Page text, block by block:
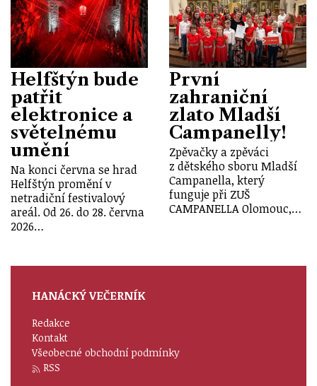
Helfštýn bude
patřit
elektronice a
světelnému
umění
Na konci června se hrad
Helfštýn promění v
netradiční festivalový
areál. Od 26. do 28. června
2026…
První
zahraniční
zlato Mladší
Campanelly!
Zpěvačky a zpěváci
z dětského sboru Mladší
Campanella, který
funguje při ZUŠ
CAMPANELLA Olomouc,…
HANÁCKÝ VEČERNÍK
Redakce
Kontakt
Všeobecné obchodní podmínky
RSS